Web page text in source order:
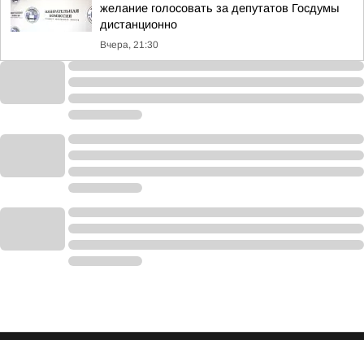
желание голосовать за депутатов Госдумы
дистанционно
Вчера, 21:30